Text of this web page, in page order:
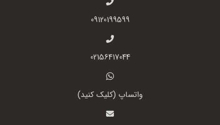
09120199599
02156417044
واتساپ (کلیک کنید)